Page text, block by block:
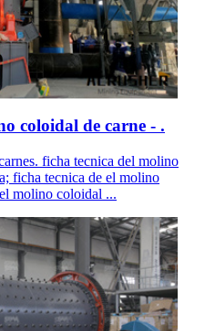
coloidal de carne - .
ficha tecnica del molino
ficha tecnica de el molino
molino coloidal ...